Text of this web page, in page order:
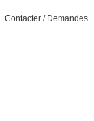
Contacter / Demandes